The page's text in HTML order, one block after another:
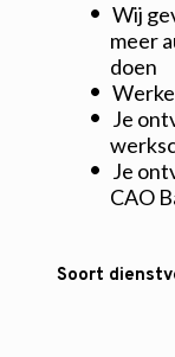
Wij
meer
doen
Je
Je
CAO
Soort